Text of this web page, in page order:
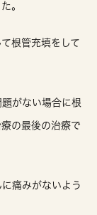
。
根管充填をして
がない場合に根
の最後の治療で
痛みがないよう